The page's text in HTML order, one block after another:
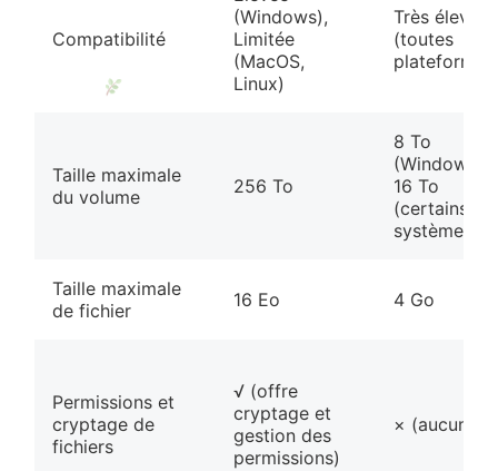
Compatibilité
(Windows),
Limitée
(MacOS,
Linux)
Très élevée
(toutes
Taille maximale
du volume
256 To
8 To
(Windows),
16 To
(certains
systèmes)
Taille maximale
de fichier
16 Eo 4 Go
Permissions et
cryptage de
fichiers
√ (offre
cryptage et
gestion des
permissions)
× (aucun)